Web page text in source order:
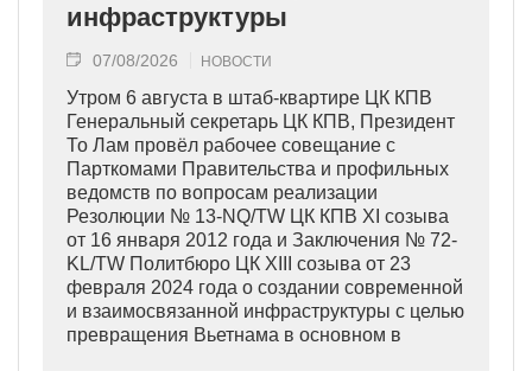
инфраструктуры
07/08/2026 НОВОСТИ
Утром 6 августа в штаб-квартире ЦК КПВ
Генеральный секретарь ЦК КПВ, Президент
То Лам провёл рабочее совещание с
Парткомами Правительства и профильных
ведомств по вопросам реализации
Резолюции № 13-NQ/TW ЦК КПВ XI созыва
от 16 января 2012 года и Заключения № 72-
KL/TW Политбюро ЦК XIII созыва от 23
февраля 2024 года о создании современной
и взаимосвязанной инфраструктуры с целью
превращения Вьетнама в основном в